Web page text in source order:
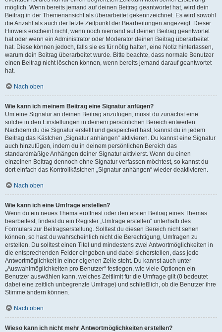
möglich. Wenn bereits jemand auf deinen Beitrag geantwortet hat, wird dein
Beitrag in der Themenansicht als überarbeitet gekennzeichnet. Es wird sowohl
die Anzahl als auch der letzte Zeitpunkt der Bearbeitungen angezeigt. Dieser
Hinweis erscheint nicht, wenn noch niemand auf deinen Beitrag geantwortet
hat oder wenn ein Administrator oder Moderator deinen Beitrag überarbeitet
hat. Diese können jedoch, falls sie es für nötig halten, eine Notiz hinterlassen,
warum dein Beitrag überarbeitet wurde. Bitte beachte, dass normale Benutzer
einen Beitrag nicht löschen können, wenn bereits jemand darauf geantwortet
hat.
Nach oben
Wie kann ich meinem Beitrag eine Signatur anfügen?
Um eine Signatur an deinen Beitrag anzufügen, musst du zunächst eine
solche in den Einstellungen in deinem persönlichen Bereich entwerfen.
Nachdem du die Signatur erstellt und gespeichert hast, kannst du in jedem
Beitrag das Kästchen „Signatur anhängen“ aktivieren. Du kannst eine Signatur
auch hinzufügen, indem du in deinem persönlichen Bereich das
standardmäßige Anhängen deiner Signatur aktivierst. Wenn du einen
einzelnen Beitrag dennoch ohne Signatur verfassen möchtest, so kannst du
dort einfach das Kontrollkästchen „Signatur anhängen“ wieder deaktivieren.
Nach oben
Wie kann ich eine Umfrage erstellen?
Wenn du ein neues Thema eröffnest oder den ersten Beitrag eines Themas
bearbeitest, findest du ein Register „Umfrage erstellen“ unterhalb des
Formulars zur Beitragserstellung. Solltest du diesen Bereich nicht sehen
können, so hast du wahrscheinlich nicht die Berechtigung, Umfragen zu
erstellen. Du solltest einen Titel und mindestens zwei Antwortmöglichkeiten in
die entsprechenden Felder eingeben und dabei sicherstellen, dass jede
Antwortmöglichkeit in einer eigenen Zeile steht. Du kannst auch unter
„Auswahlmöglichkeiten pro Benutzer“ festlegen, wie viele Optionen ein
Benutzer auswählen kann, welches Zeitlimit für die Umfrage gilt (0 bedeutet
dabei eine zeitlich unbegrenzte Umfrage) und schließlich, ob die Benutzer ihre
Stimme ändern können.
Nach oben
Wieso kann ich nicht mehr Antwortmöglichkeiten erstellen?